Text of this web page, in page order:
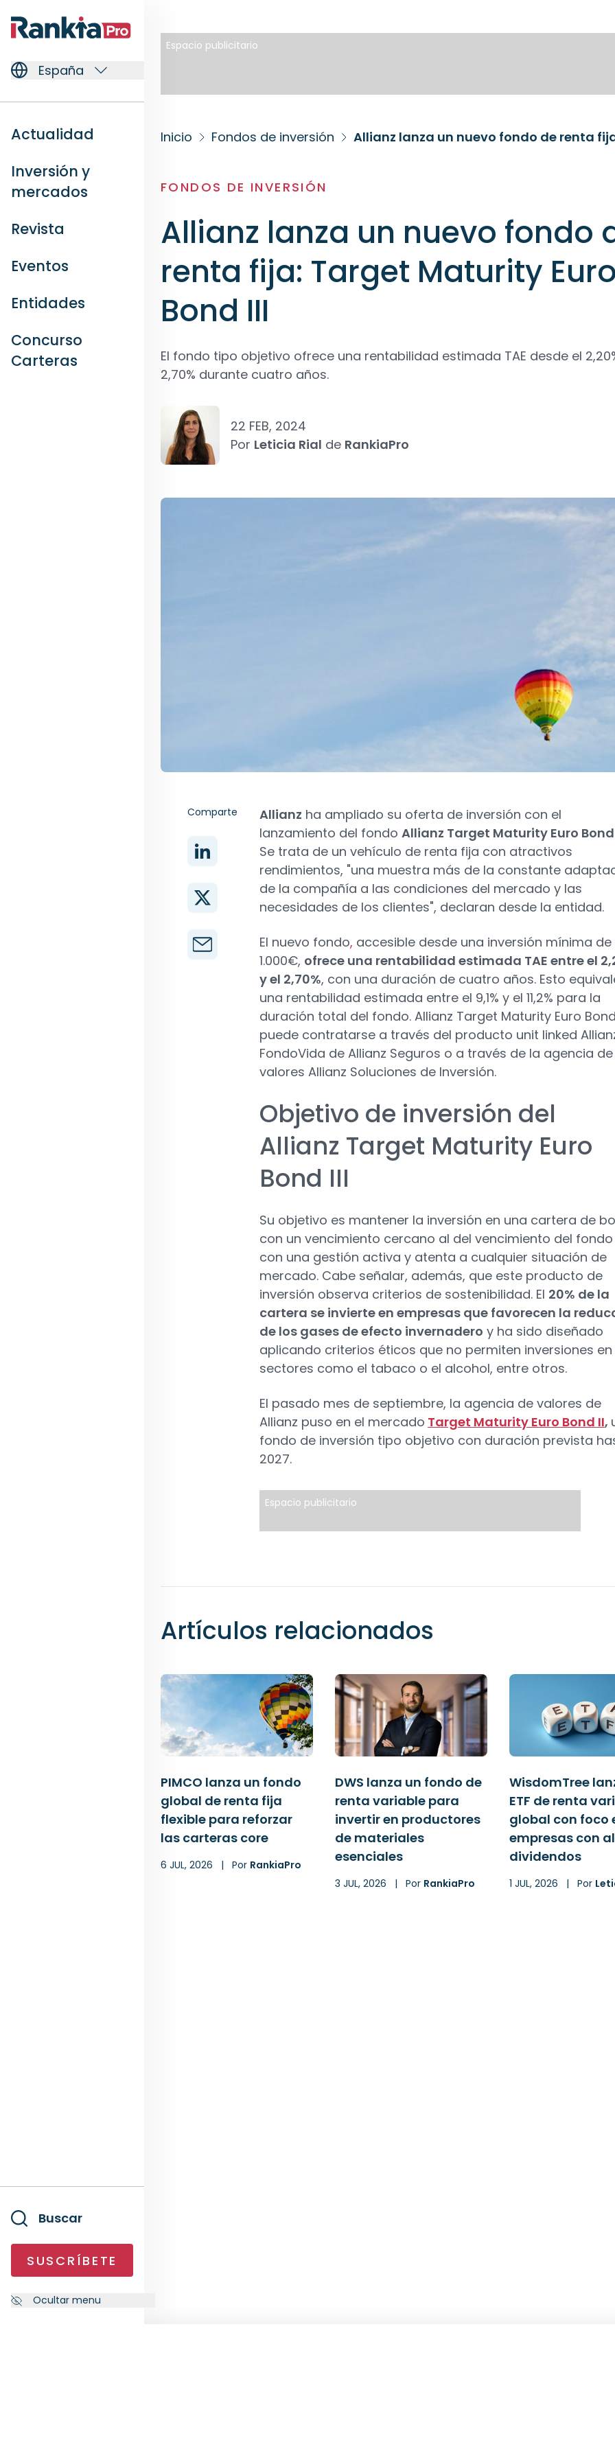
España
Actualidad
Inversión y
mercados
Revista
Eventos
Entidades
Concurso
Carteras
Buscar
SUSCRÍBETE
Ocultar menu
Espacio publicitario
Inicio Fondos de inversión Allianz lanza un nuevo fondo de renta
FONDOS DE INVERSIÓN
Allianz lanza un nuevo fondo
renta fija: Target Maturity Euro
Bond III
El fondo tipo objetivo ofrece una rentabilidad estimada TAE desde el
2,70% durante cuatro años.
22 FEB, 2024
Por Leticia Rial de RankiaPro
Comparte Allianz ha ampliado su oferta de inversión con el
lanzamiento del fondo Allianz Target Maturity Euro Bond
Se trata de un vehículo de renta fija con atractivos
rendimientos, "una muestra más de la constante
de la compañía a las condiciones del mercado y las
necesidades de los clientes", declaran desde la entidad.
El nuevo fondo, accesible desde una inversión mínima de
1.000€, ofrece una rentabilidad estimada TAE entre el
y el 2,70%, con una duración de cuatro años. Esto
una rentabilidad estimada entre el 9,1% y el 11,2% para la
duración total del fondo. Allianz Target Maturity Euro
puede contratarse a través del producto unit linked
FondoVida de Allianz Seguros o a través de la agencia de
valores Allianz Soluciones de Inversión.
Objetivo de inversión del
Allianz Target Maturity Euro
Bond III
Su objetivo es mantener la inversión en una cartera de
con un vencimiento cercano al del vencimiento del
con una gestión activa y atenta a cualquier situación de
mercado. Cabe señalar, además, que este producto de
inversión observa criterios de sostenibilidad. El 20% de la
cartera se invierte en empresas que favorecen la
de los gases de efecto invernadero y ha sido diseñado
aplicando criterios éticos que no permiten inversiones en
sectores como el tabaco o el alcohol, entre otros.
El pasado mes de septiembre, la agencia de valores de
Allianz puso en el mercado Target Maturity Euro Bond II,
fondo de inversión tipo objetivo con duración prevista
2027.
Espacio publicitario
Artículos relacionados
PIMCO lanza un fondo
global de renta fija
flexible para reforzar
las carteras core
6 JUL, 2026 | Por RankiaPro
DWS lanza un fondo de
renta variable para
invertir en productores
de materiales
esenciales
3 JUL, 2026 | Por RankiaPro
WisdomTree
ETF de renta
global con foco
empresas con
dividendos
1 JUL, 2026 | Por